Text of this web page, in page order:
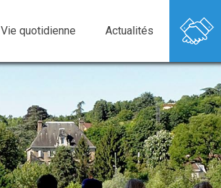
Vie quotidienne Actualités